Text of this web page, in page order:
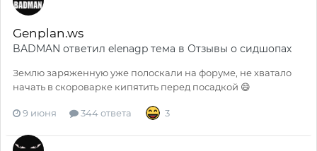
Genplan.ws
BADMAN ответил elenagp тема в Отзывы о сидшопах
Землю заряженную уже полоскали на форуме, не хватало
начать в скороварке кипятить перед посадкой 😄
9 июня 344 ответа 3